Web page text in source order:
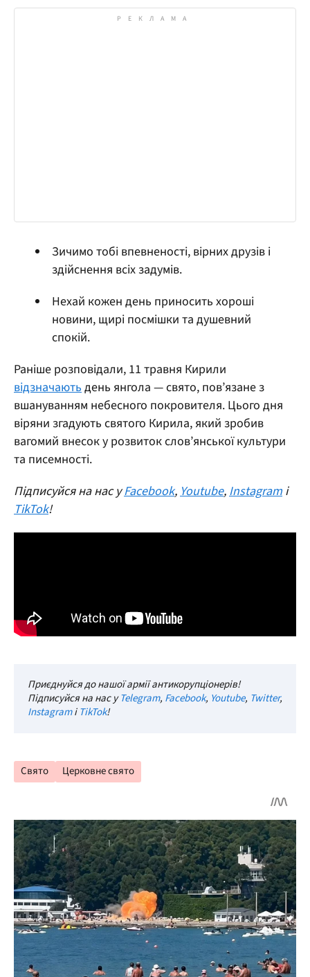
Зичимо тобі впевненості, вірних друзів і
здійснення всіх задумів.
Нехай кожен день приносить хороші
новини, щирі посмішки та душевний
спокій.
Раніше розповідали, 11 травня Кирили
відзначаютьдень янгола — свято, пов’язане з
вшануванням небесного покровителя. Цього дня
віряни згадують святого Кирила, який зробив
вагомий внесок у розвиток слов’янської культури
та писемності.
Підписуйся на нас уFacebook,Youtube,Instagram і
TikTok!
Приєднуйся до нашої армії антикорупціонерів!
Підписуйся на нас уTelegram, Facebook, Youtube, Twitter,
InstagramіTikTok!
Свято Церковне свято